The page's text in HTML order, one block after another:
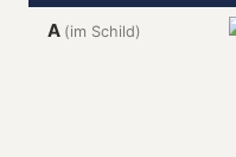
A (im Schild)